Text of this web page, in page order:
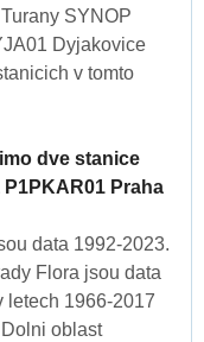
SYNOP
Dyjakovice
v tomto
dve stanice
Praha
data 1992-2023.
Flora jsou data
letech 1966-2017
oblast